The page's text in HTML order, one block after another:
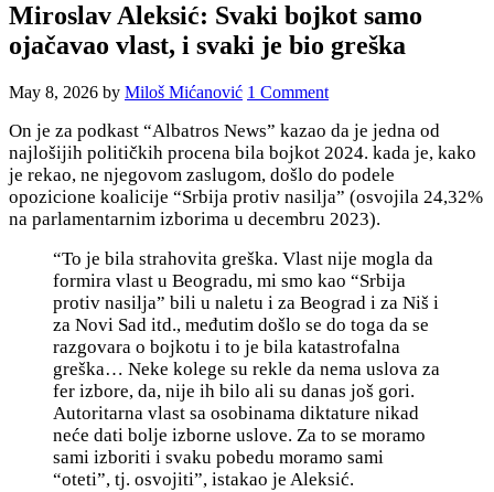
Miroslav Aleksić: Svaki bojkot samo
ojačavao vlast, i svaki je bio greška
May 8, 2026 by Miloš Mićanović 1 Comment
On je za podkast “Albatros News” kazao da je jedna od
najlošijih političkih procena bila bojkot 2024. kada je, kako
je rekao, ne njegovom zaslugom, došlo do podele
opozicione koalicije “Srbija protiv nasilja” (osvojila 24,32%
na parlamentarnim izborima u decembru 2023).
“To je bila strahovita greška. Vlast nije mogla da
formira vlast u Beogradu, mi smo kao “Srbija
protiv nasilja” bili u naletu i za Beograd i za Niš i
za Novi Sad itd., međutim došlo se do toga da se
razgovara o bojkotu i to je bila katastrofalna
greška… Neke kolege su rekle da nema uslova za
fer izbore, da, nije ih bilo ali su danas još gori.
Autoritarna vlast sa osobinama diktature nikad
neće dati bolje izborne uslove. Za to se moramo
sami izboriti i svaku pobedu moramo sami
“oteti”, tj. osvojiti”, istakao je Aleksić.